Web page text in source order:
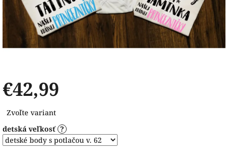
€42,99
cena:
Zvoľte variant
detská veľkosť ?